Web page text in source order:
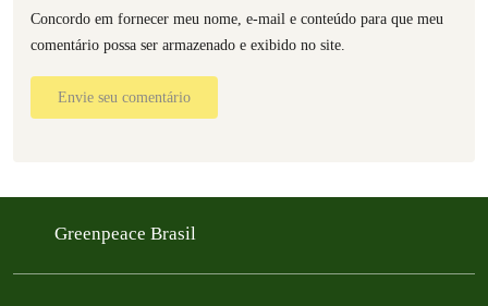
Concordo em fornecer meu nome, e-mail e conteúdo para que meu
comentário possa ser armazenado e exibido no site.
Envie seu comentário
Greenpeace Brasil